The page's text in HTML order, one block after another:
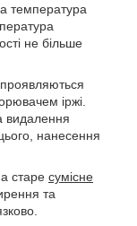
температура
не більше
іржі.
видалення
нанесення
старе сумісне
та